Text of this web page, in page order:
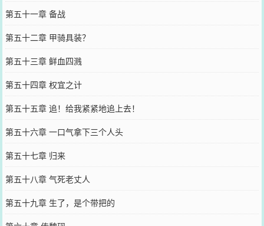
第五十一章 备战
第五十二章 甲骑具装？
第五十三章 鲜血四溅
第五十四章 权宜之计
第五十五章 追！给我紧紧地追上去！
第五十六章 一口气拿下三个人头
第五十七章 归来
第五十八章 气死老丈人
第五十九章 生了，是个带把的